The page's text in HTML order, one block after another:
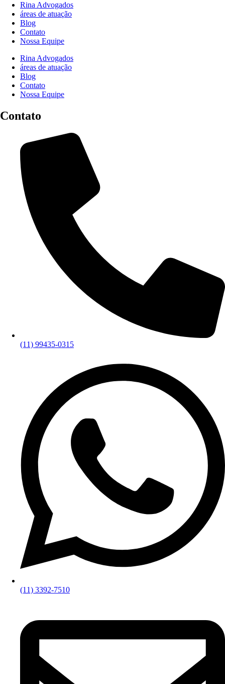
Rina Advogados
áreas de atuação
Blog
Contato
Nossa Equipe
Rina Advogados
áreas de atuação
Blog
Contato
Nossa Equipe
Contato
(11) 99435-0315
(11) 3392-7510